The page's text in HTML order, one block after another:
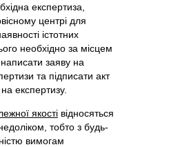
експертиза,
центрі для
істотних
необхідно за місцем
заяву на
та підписати акт
експертизу.
якості відносяться
тобто з будь-
вимогам